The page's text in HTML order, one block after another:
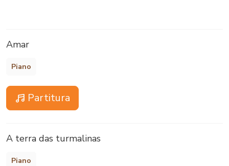
Amar
Piano
Partitura
A terra das turmalinas
Piano